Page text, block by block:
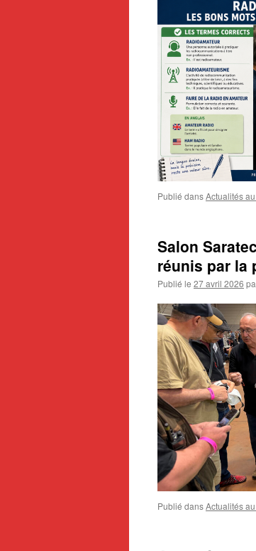
Publié dansActualités
Salon
réunis par la
Publié le 27 avril 2026
Publié dansActualités